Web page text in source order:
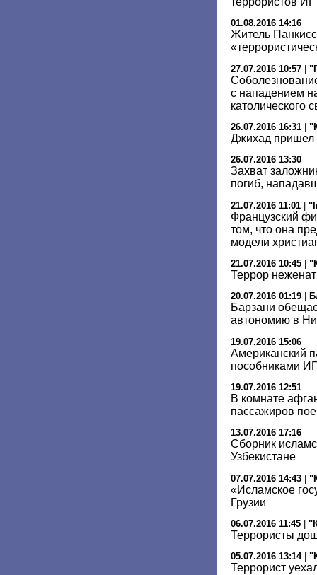
01.08.2016 14:16
Житель
27.07.2016 10:57 |
с нападением
католического
26.07.2016 16:31
Джихад пришел
26.07.2016 13:30
Захват
погиб,
21.07.2016 11:01 |
Французский
том, что она
модели
21.07.2016 10:45
Террор
20.07.2016 01:19
Барзани
автономию в
19.07.2016 15:06
Американский
пособниками
19.07.2016 12:51
В комнате
пассажиров
13.07.2016 17:16
Сборник
Узбекистане
07.07.2016 14:43 |
«Исламское
Грузии
06.07.2016 11:45
Террористы
05.07.2016 13:14|
Террорист